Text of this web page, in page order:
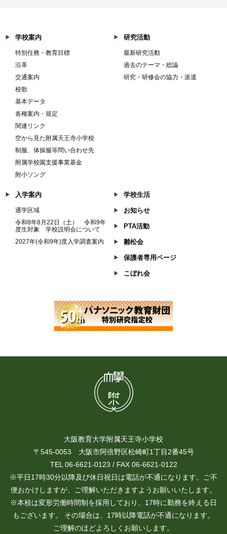
学校案内
特別任務・教育目標
沿革
交通案内
校歌
基本データ
各種案内・規定
関連リンク
空から見た附属天王寺小学校
制服、体操服等問い合わせ先
附属学校園支援事業基金
附小ソング
研究活動
最新研究活動
過去のテーマ・総論
研究・研修会の協力・派遣
入学案内
通学区域
令和8年8月22日（土） 令和9年
度生対象 学校説明会について
2027年(令和9年)度入学調査案内
学校生活
お知らせ
PTA活動
雛松会
保護者専用ページ
こぼれ会
大阪教育大学附属天王寺小学校
〒545-0053 大阪市阿倍野区松崎町1丁目2番45号
TEL 06-6621-0123 / FAX 06-6621-0122
※平日17時30分以降及び休日祝日は電話が不通になります。ご不
便おかけしますが、ご理解いただきますようお願いいたします。
※本校は変形労働時間制を採用しており、17時に勤務を終える日
もございます。 その場合は、17時以降電話が不通になります。
ご理解のほどよろしくお願いします。